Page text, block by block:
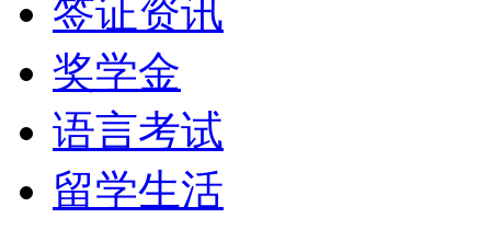
签证资讯
奖学金
语言考试
留学生活